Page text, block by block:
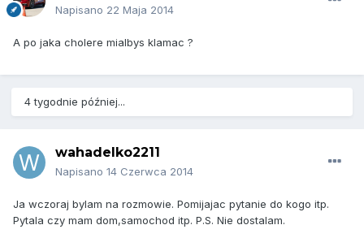
Napisano 22 Maja 2014
A po jaka cholere mialbys klamac ?
4 tygodnie później...
wahadelko2211
Napisano 14 Czerwca 2014
Ja wczoraj bylam na rozmowie. Pomijajac pytanie do kogo itp.
Pytala czy mam dom,samochod itp. P.S. Nie dostalam.